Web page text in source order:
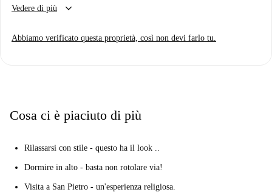
Mi piacerà qui?
Amerai l'arredamento unico. L'arte che adornano le pareti, una finestra
super cool.
Pensiamo che sia l'ideale per gli amanti dell'arte e gli appassionati di
storia. Prendi un posto vicino al Papa in uno dei quartieri più fantasiosi
Vedere di più keyboard_arrow_down
Abbiamo verificato questa proprietà, così non devi farlo tu.
Cosa ci è piaciuto di più
Rilassarsi con stile - questo ha il look ..
Dormire in alto - basta non rotolare via!
Visita a San Pietro - un'esperienza religiosa.